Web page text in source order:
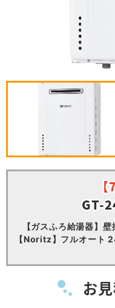
GT-
【ガスふろ給湯器】
【Noritz】フルオート
お